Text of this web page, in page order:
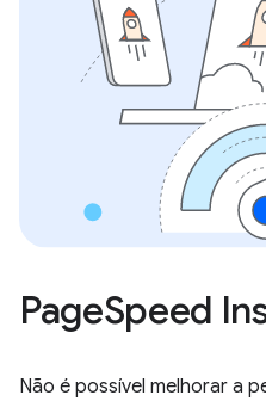
PageSpeed
Não é possível melhorar a